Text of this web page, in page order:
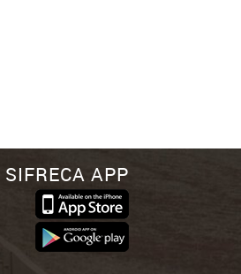
SIFRECA APP